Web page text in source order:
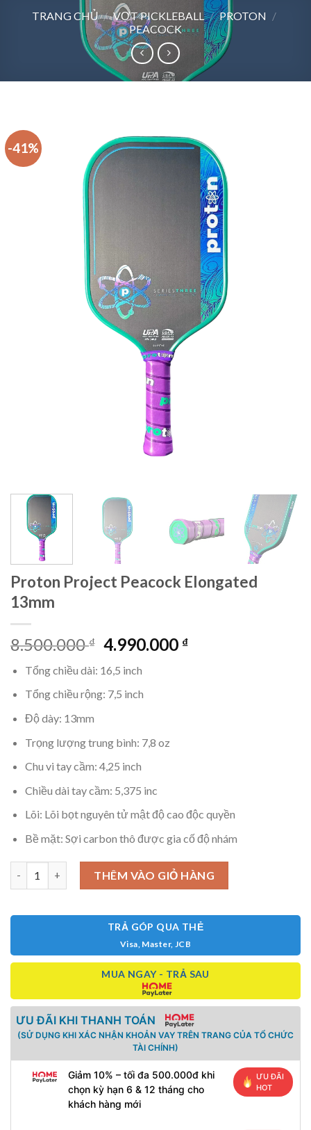
TRANG CHỦ / VỢT PICKLEBALL / PROTON /
PEACOCK
-41%
Proton Project Peacock Elongated
13mm
8.500.000₫ Giá
là:
8.500.000 ₫.
4.990.000 ₫Giá
Tổng chiều dài: 16,5 inch
Tổng chiều rộng: 7,5 inch
Độ dày: 13mm
Trọng lượng trung bình: 7,8 oz
Chu vi tay cầm: 4,25 inch
Chiều dài tay cầm: 5,375 inc
Lõi: Lõi bọt nguyên tử mật độ cao độc quyền
Bề mặt: Sợi carbon thô được gia cố độ nhám
Proton Project Peacock Elongated 13mm số lượng
THÊM VÀO GIỎ HÀNG
TRẢ GÓP QUA THẺ
Visa, Master, JCB
MUA NGAY - TRẢ SAU
ƯU ĐÃI KHI THANH TOÁN
(SỬ DỤNG KHI XÁC NHẬN KHOẢN VAY TRÊN TRANG CỦA TỔ CHỨC
TÀI CHÍNH)
Giảm 10% – tối đa 500.000đ khi
chọn kỳ hạn 6 & 12 tháng cho
khách hàng mới
ƯU ĐÃI
HOT